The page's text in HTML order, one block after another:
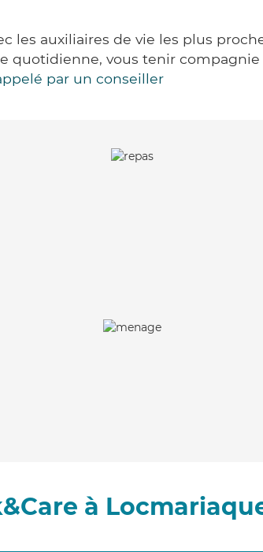
auxiliaires de vie les plus
quotidienne, vous tenir
par un conseiller
à